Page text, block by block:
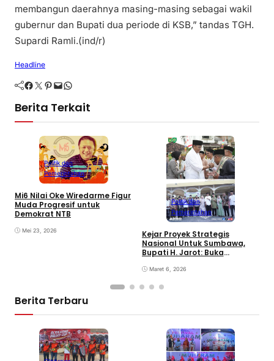
membangun daerahnya masing-masing sebagai wakil
gubernur dan Bupati dua periode di KSB,” tandas TGH.
Supardi Ramli.(ind/r)
Headline
Facebook Twitter Pinterest Mail WhatsApp
Berita Terkait
Politik dan
Pemerintahan
Mi6 Nilai Oke Wiredarme Figur
Muda Progresif untuk
Demokrat NTB
Mei 23, 2026
Politik dan
Pemerintahan
Kejar Proyek Strategis
Nasional Untuk Sumbawa,
Bupati H. Jarot: Buka
Tingkatkan Perekonomian
Maret 6, 2026
Berita Terbaru